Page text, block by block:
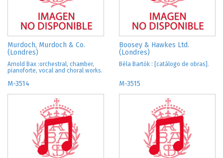
Murdoch, Murdoch & Co.
(Londres)
Arnold Bax :orchestral, chamber,
pianoforte, vocal and choral works.
Boosey & Hawkes Ltd.
(Londres)
Béla Bartók : [catálogo de obras].
M-3514 M-3515